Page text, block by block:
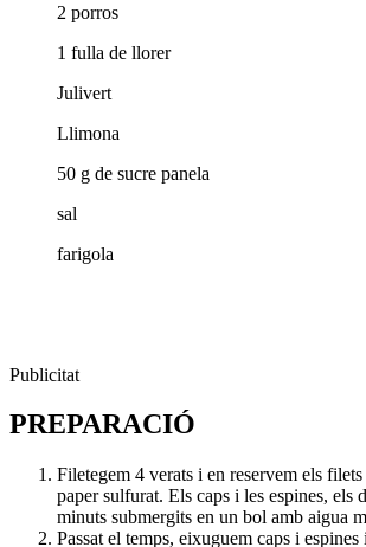
2 porros
1 fulla de llorer
Julivert
Llimona
50 g de sucre panela
sal
farigola
Publicitat
PREPARACIÓ
Filetegem 4 verats i en reservem els
paper sulfurat. Els caps i les espines, els
minuts submergits en un bol amb aigua
Passat el temps, eixuguem caps i